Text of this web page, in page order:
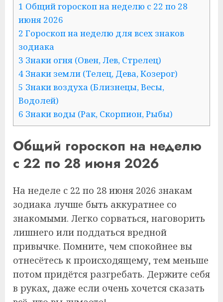
1 Общий гороскоп на неделю с 22 по 28
июня 2026
2 Гороскоп на неделю для всех знаков
зодиака
3 Знаки огня (Овен, Лев, Стрелец)
4 Знаки земли (Телец, Дева, Козерог)
5 Знаки воздуха (Близнецы, Весы,
Водолей)
6 Знаки воды (Рак, Скорпион, Рыбы)
Общий гороскоп на неделю
с 22 по 28 июня 2026
На неделе с 22 по 28 июня 2026 знакам
зодиака лучше быть аккуратнее со
знакомыми. Легко сорваться, наговорить
лишнего или поддаться вредной
привычке. Помните, чем спокойнее вы
отнесётесь к происходящему, тем меньше
потом придётся разгребать. Держите себя
в руках, даже если очень хочется сказать